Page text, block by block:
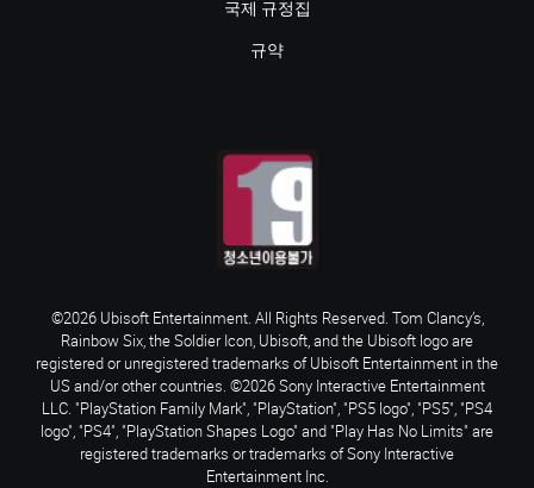
국제 규정집
규약
©2026 Ubisoft Entertainment. All Rights Reserved. Tom Clancy’s,
Rainbow Six, the Soldier Icon, Ubisoft, and the Ubisoft logo are
registered or unregistered trademarks of Ubisoft Entertainment in the
US and/or other countries. ©2026 Sony Interactive Entertainment
LLC. "PlayStation Family Mark", "PlayStation", "PS5 logo", "PS5", "PS4
logo", "PS4", "PlayStation Shapes Logo" and "Play Has No Limits" are
registered trademarks or trademarks of Sony Interactive
Entertainment Inc.